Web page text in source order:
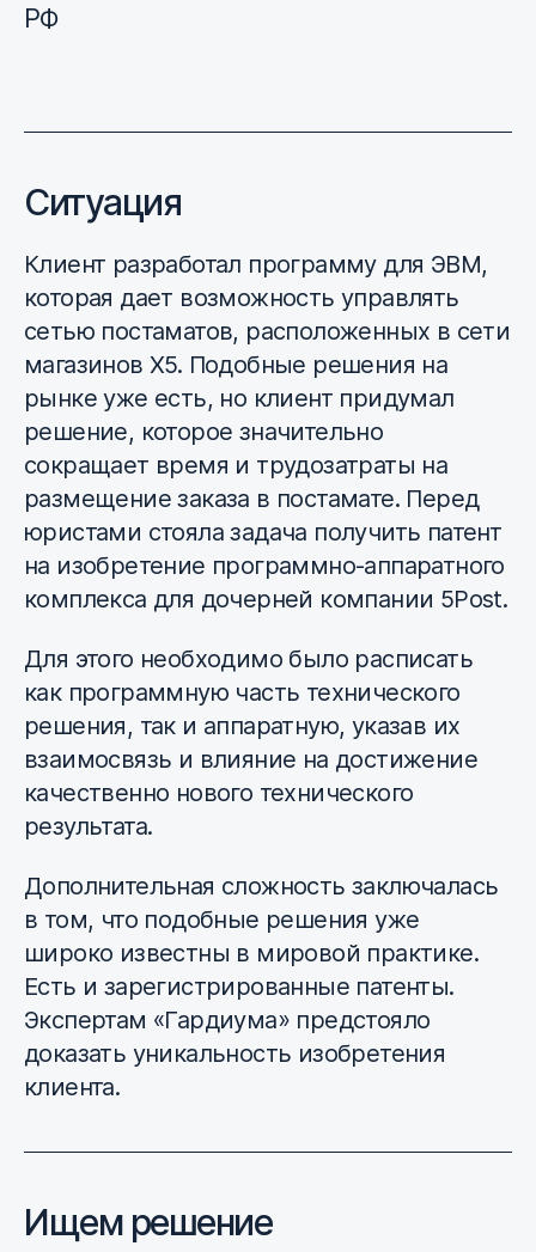
РФ
Ситуация
Клиент разработал программу для ЭВМ,
которая дает возможность управлять
сетью постаматов, расположенных в сети
магазинов Х5. Подобные решения на
рынке уже есть, но клиент придумал
решение, которое значительно
сокращает время и трудозатраты на
размещение заказа в постамате. Перед
юристами стояла задача получить патент
на изобретение программно-аппаратного
комплекса для дочерней компании 5Post.
Для этого необходимо было расписать
как программную часть технического
решения, так и аппаратную, указав их
взаимосвязь и влияние на достижение
качественно нового технического
результата.
Дополнительная сложность заключалась
в том, что подобные решения уже
широко известны в мировой практике.
Есть и зарегистрированные патенты.
Экспертам «Гардиума» предстояло
доказать уникальность изобретения
клиента.
Ищем решение